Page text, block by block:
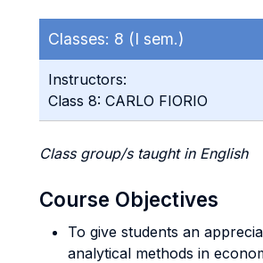
Classes: 8 (I sem.)
Instructors:
Class 8: CARLO FIORIO
Class group/s taught in English
Course Objectives
To give students an
analytical methods in